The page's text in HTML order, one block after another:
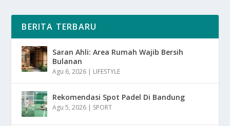
BERITA TERBARU
Saran Ahli: Area Rumah Wajib Bersih
Bulanan
Agu 6, 2026 | LIFESTYLE
Rekomendasi Spot Padel Di Bandung
Agu 5, 2026 | SPORT